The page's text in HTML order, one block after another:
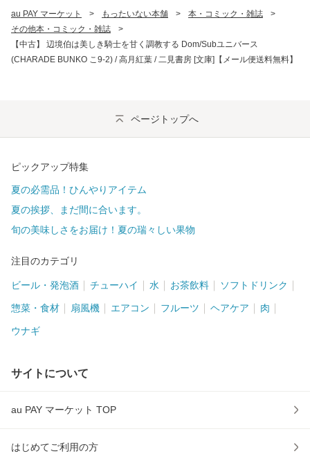
au PAY マーケット > もったいない本舗 > 本・コミック・雑誌
>
その他本・コミック・雑誌
>
【中古】 辺境伯は美しき騎士を甘く調教する Dom/Subユニバース
(CHARADE BUNKO こ9-2) / 高月紅葉 / 二見書房 [文庫]【メール便送料無料】
ページトップへ
ピックアップ特集
夏の必需品！ひんやりアイテム
夏の挨拶、まだ間に合います。
旬の美味しさをお届け！夏の瑞々しい果物
注目のカテゴリ
ビール・発泡酒 チューハイ 水 お茶飲料 ソフトドリンク
惣菜・食材 扇風機 エアコン フルーツ ヘアケア 肉
ウナギ
サイトについて
au PAY マーケット TOP
はじめてご利用の方